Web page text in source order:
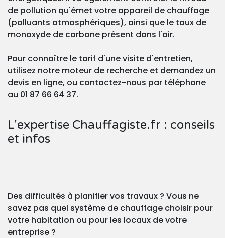
de pollution qu'émet votre appareil de chauffage
(polluants atmosphériques), ainsi que le taux de
monoxyde de carbone présent dans l'air.
Pour connaître le tarif d'une visite d'entretien,
utilisez notre moteur de recherche et demandez un
devis en ligne, ou contactez-nous par téléphone
au 01 87 66 64 37.
L'expertise Chauffagiste.fr : conseils
et infos
Des difficultés à planifier vos travaux ? Vous ne
savez pas quel système de chauffage choisir pour
votre habitation ou pour les locaux de votre
entreprise ?